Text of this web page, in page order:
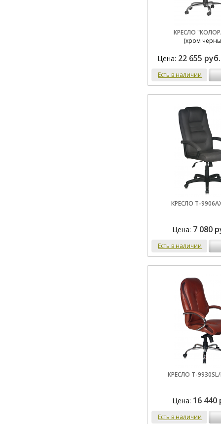
КРЕСЛО
(хром
Цена: 22 655 руб.
Есть в наличии
КРЕСЛО T-
Цена: 7 080
Есть в наличии
КРЕСЛО T-9930SL/
Цена: 16 440
Есть в наличии